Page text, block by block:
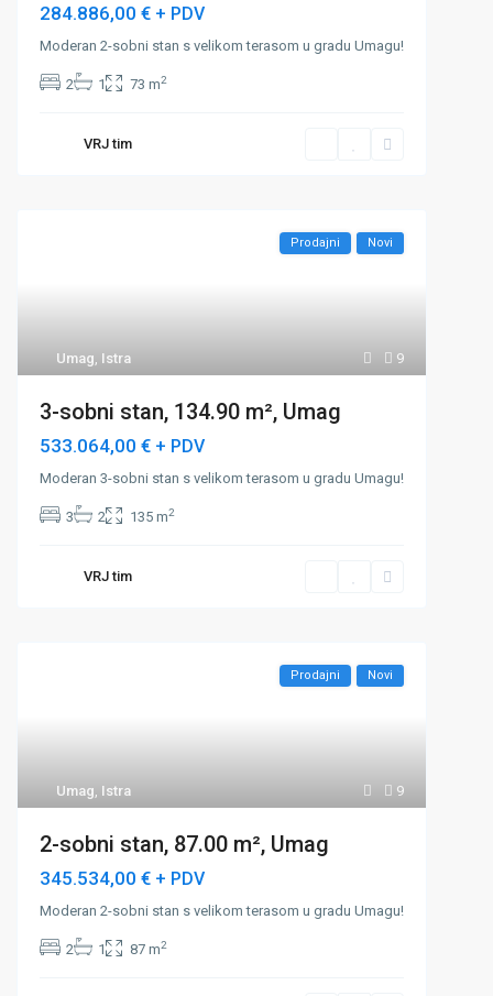
284.886,00 € + PDV
Moderan 2-sobni stan s velikom terasom u gradu Umagu!
2 1 73 m2
VRJ tim
9
Umag, Istra
Prodajni Novi
3-sobni stan, 134.90 m², Umag
533.064,00 € + PDV
Moderan 3-sobni stan s velikom terasom u gradu Umagu!
3 2 135 m2
VRJ tim
9
Umag, Istra
Prodajni Novi
2-sobni stan, 87.00 m², Umag
345.534,00 € + PDV
Moderan 2-sobni stan s velikom terasom u gradu Umagu!
2 1 87 m2